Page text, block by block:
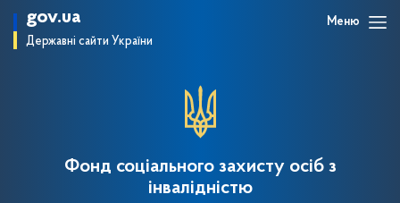
gov.ua
Державні сайти України
Меню
Фонд соціального захисту осіб з
інвалідністю